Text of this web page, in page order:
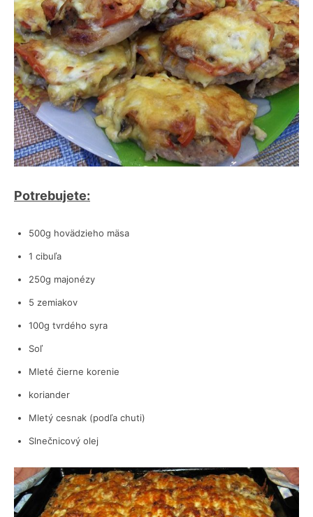
Potrebujete:
500g hovädzieho mäsa
1 cibuľa
250g majonézy
5 zemiakov
100g tvrdého syra
Soľ
Mleté čierne korenie
koriander
Mletý cesnak (podľa chuti)
Slnečnicový olej